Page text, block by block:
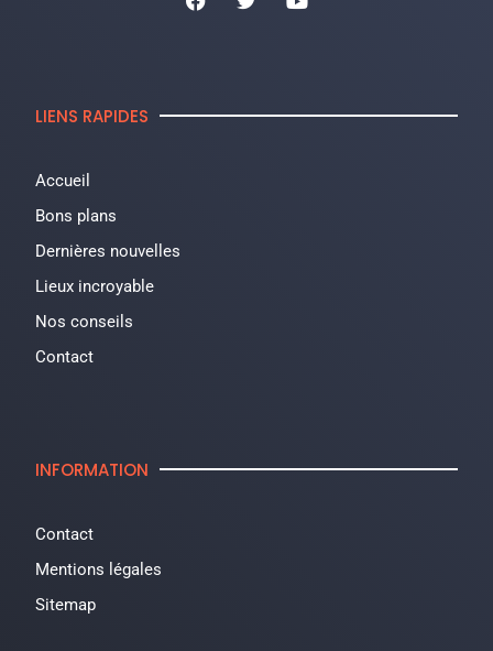
LIENS RAPIDES
Accueil
Bons plans
Dernières nouvelles
Lieux incroyable
Nos conseils
Contact
INFORMATION
Contact
Mentions légales
Sitemap